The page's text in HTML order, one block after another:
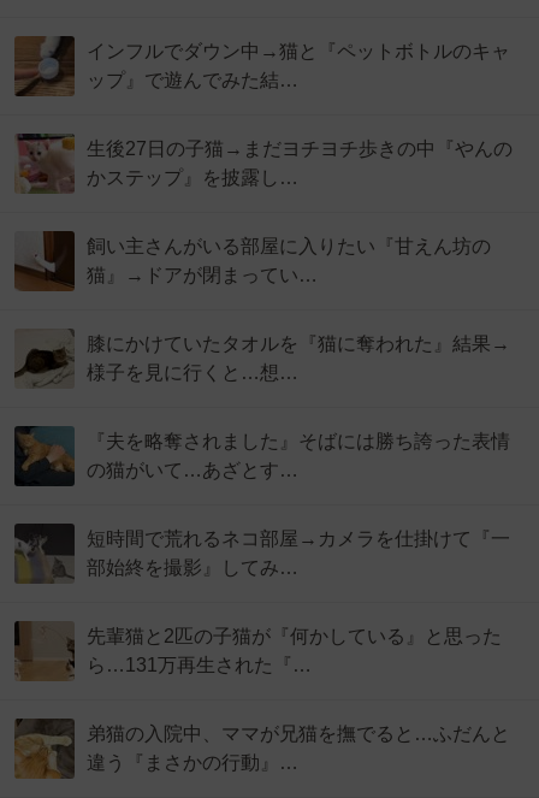
インフルでダウン中→猫と『ペットボトルのキャ
ップ』で遊んでみた結…
生後27日の子猫→まだヨチヨチ歩きの中『やんの
かステップ』を披露し…
飼い主さんがいる部屋に入りたい『甘えん坊の
猫』→ドアが閉まってい…
膝にかけていたタオルを『猫に奪われた』結果→
様子を見に行くと…想…
『夫を略奪されました』そばには勝ち誇った表情
の猫がいて…あざとす…
短時間で荒れるネコ部屋→カメラを仕掛けて『一
部始終を撮影』してみ…
先輩猫と2匹の子猫が『何かしている』と思った
ら…131万再生された『…
弟猫の入院中、ママが兄猫を撫でると…ふだんと
違う『まさかの行動』…